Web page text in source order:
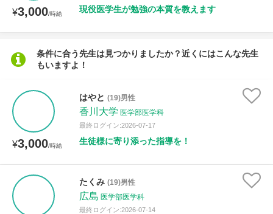
¥3,000/時給 現役医学生が勉強の本質を教えます
条件に合う先生は見つかりましたか？近くにはこんな先生
もいますよ！
¥3,000/時給
はやと (19)男性
香川大学 医学部医学科
最終ログイン:2026-07-17
生徒様に寄り添った指導を！
たくみ (19)男性
広島 医学部医学科
最終ログイン:2026-07-14
授業可能日
土曜日 日曜日
所属大学
距離：15km以内
年齢：18-101歳